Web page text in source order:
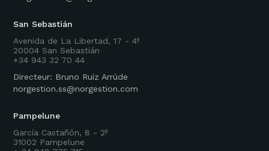
San Sebastián
Avenida de La Libertad, 17 - 4º
20004 San Sebastián
+34 943 32 70 44
Directeur: Bruno Ruiz Arrúde
norgestion.ss@norgestion.com
Pampelune
García Castañón, 8 - 2º
31002 Pampelune